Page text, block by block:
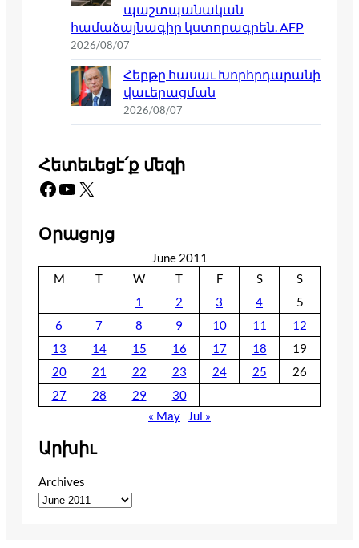
պաշտպանական
համաձայնագիր կստորագրեն. AFP
2026/08/07
Հերթը հասաւ Խորհրդարանի
վաւերացման
2026/08/07
Հետեւեցէ՛ք մեզի
Facebook YouTube X
Օրացոյց
June 2011
M
T W T F S
S
1
2 3 4
5
6
7 8 9 10 11
12
13
14 15 16 17 18
19
20
21 22 23 24 25
26
27
28 29
30
« May
Jul »
Արխիւ
Archives